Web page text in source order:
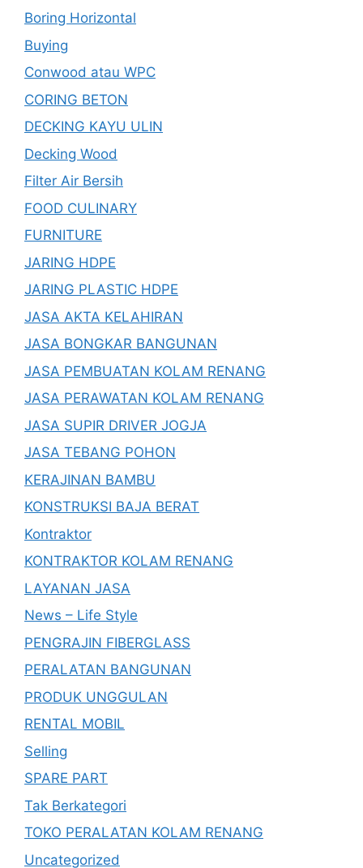
Boring Horizontal
Buying
Conwood atau WPC
CORING BETON
DECKING KAYU ULIN
Decking Wood
Filter Air Bersih
FOOD CULINARY
FURNITURE
JARING HDPE
JARING PLASTIC HDPE
JASA AKTA KELAHIRAN
JASA BONGKAR BANGUNAN
JASA PEMBUATAN KOLAM RENANG
JASA PERAWATAN KOLAM RENANG
JASA SUPIR DRIVER JOGJA
JASA TEBANG POHON
KERAJINAN BAMBU
KONSTRUKSI BAJA BERAT
Kontraktor
KONTRAKTOR KOLAM RENANG
LAYANAN JASA
News – Life Style
PENGRAJIN FIBERGLASS
PERALATAN BANGUNAN
PRODUK UNGGULAN
RENTAL MOBIL
Selling
SPARE PART
Tak Berkategori
TOKO PERALATAN KOLAM RENANG
Uncategorized